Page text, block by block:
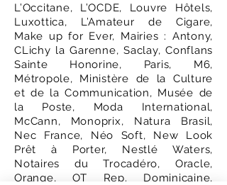
L’Occitane, L’OCDE, Louvre Hôtels,
Luxottica, L’Amateur de Cigare,
Make up for Ever, Mairies : Antony,
CLichy la Garenne, Saclay, Conflans
Sainte Honorine, Paris, M6,
Métropole, Ministère de la Culture
et de la Communication, Musée de
la Poste, Moda International,
McCann, Monoprix, Natura Brasil,
Nec France, Néo Soft, New Look
Prêt à Porter, Nestlé Waters,
Notaires du Trocadéro, Oracle,
Orange, OT Rep. Dominicaine,